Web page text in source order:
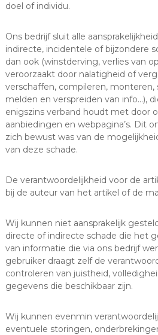
doel of individu.
Ons bedrijf sluit alle
indirecte, incidentele of bijzondere
dan ook (winstderving, verlies van
veroorzaakt door nalatigheid of
verschaffen, compileren, monteren,
melden en verspreiden van info…),
enigszins verband houdt met door
aanbiedingen en webpagina’s. Dit
zich bewust was van de
van deze schade.
De verantwoordelijkheid voor de
bij de auteur van het artikel of de
Wij kunnen niet aansprakelijk
directe of indirecte schade die het
van informatie die via ons bedrijf
gebruiker draagt zelf de
controleren van juistheid,
gegevens die beschikbaar zijn.
Wij kunnen evenmin
eventuele storingen,